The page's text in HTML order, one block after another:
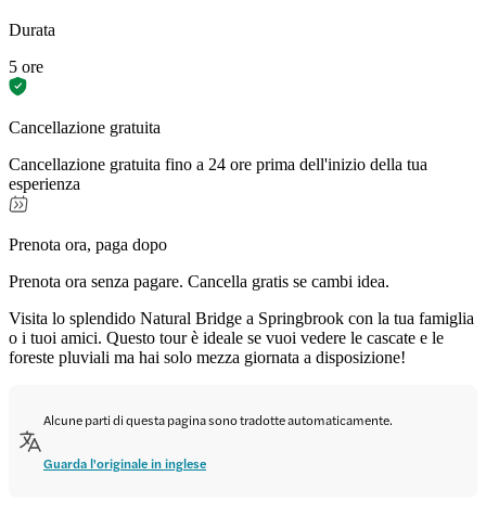
Durata
5 ore
Cancellazione gratuita
Cancellazione gratuita fino a 24 ore prima dell'inizio della tua
esperienza
Prenota ora, paga dopo
Prenota ora senza pagare. Cancella gratis se cambi idea.
Visita lo splendido Natural Bridge a Springbrook con la tua famiglia
o i tuoi amici. Questo tour è ideale se vuoi vedere le cascate e le
foreste pluviali ma hai solo mezza giornata a disposizione!
Alcune parti di questa pagina sono tradotte automaticamente.
Guarda l'originale in inglese